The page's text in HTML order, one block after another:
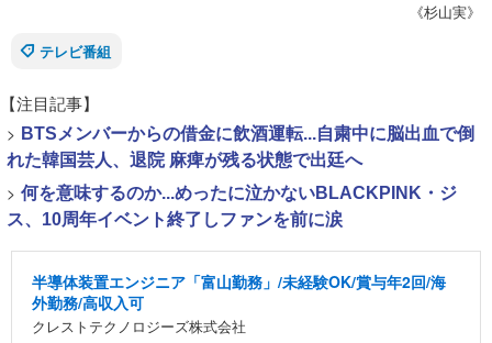
《杉山実》
テレビ番組
【注目記事】
> BTSメンバーからの借金に飲酒運転...自粛中に脳出血で倒
れた韓国芸人、退院 麻痺が残る状態で出廷へ
> 何を意味するのか...めったに泣かないBLACKPINK・ジ
ス、10周年イベント終了しファンを前に涙
半導体装置エンジニア「富山勤務」/未経験OK/賞与年2回/海
外勤務/高収入可
クレストテクノロジーズ株式会社